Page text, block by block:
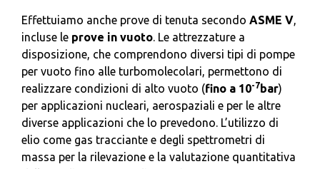
Effettuiamo anche prove di tenuta secondo ASME V
incluse le prove in vuoto . Le attrezzature a
disposizione, che comprendono diversi tipi di pompe
per vuoto fino alle turbomolecolari, permettono di
realizzare condizioni di alto vuoto (fino a 10-7bar)
per applicazioni nucleari, aerospaziali e per le altre
diverse applicazioni che lo prevedono. L’utilizzo di
elio come gas tracciante e degli spettrometri di
massa per la rilevazione e la valutazione quantitativa